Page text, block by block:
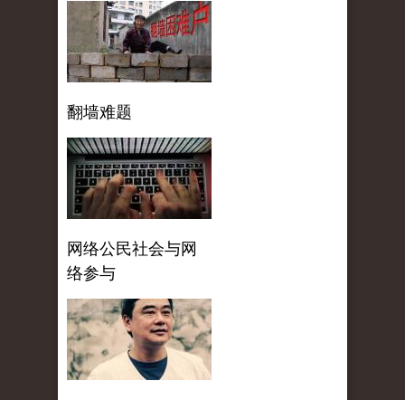
翻墙难题
网络公民社会与网
络参与